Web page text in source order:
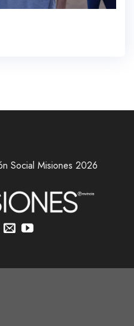
Social Misiones 2026